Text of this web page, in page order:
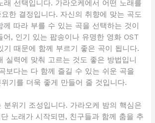
래 선택입니다. 가라오케에서 어떤 노래를
한 결정입니다. 자신의 취향에 맞는 곡도
께 따라 부를 수 있는 곡을 선택하는 것이
어, 인기 있는 팝송이나 유명한 영화 OST
기 때문에 함께 부르기 좋은 곡이 됩니다.
실력에 맞춰 고르는 것도 좋은 방법입니
보다는 다 함께 즐길 수 있는 쉬운 곡을
기를 더욱 좋게 만들어 줄 것입니다.
분위기 조성입니다. 가라오케 밤의 핵심은
노래가 시작되면, 친구들과 함께 춤을 추